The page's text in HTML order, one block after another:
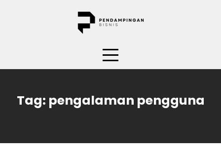
Tag: pengalaman pengguna